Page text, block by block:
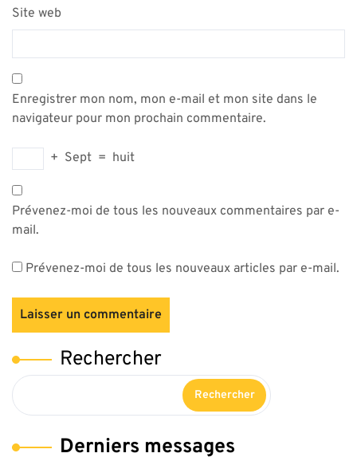
Site web
Enregistrer mon nom, mon e-mail et mon site dans le
navigateur pour mon prochain commentaire.
+ Sept = huit
Prévenez-moi de tous les nouveaux commentaires par e-
mail.
Prévenez-moi de tous les nouveaux articles par e-mail.
Rechercher
Rechercher
Derniers messages